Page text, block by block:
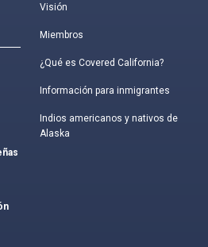
Visión
Miembros
¿Qué es Covered California?
Información para inmigrantes
Indios americanos y nativos de
Alaska